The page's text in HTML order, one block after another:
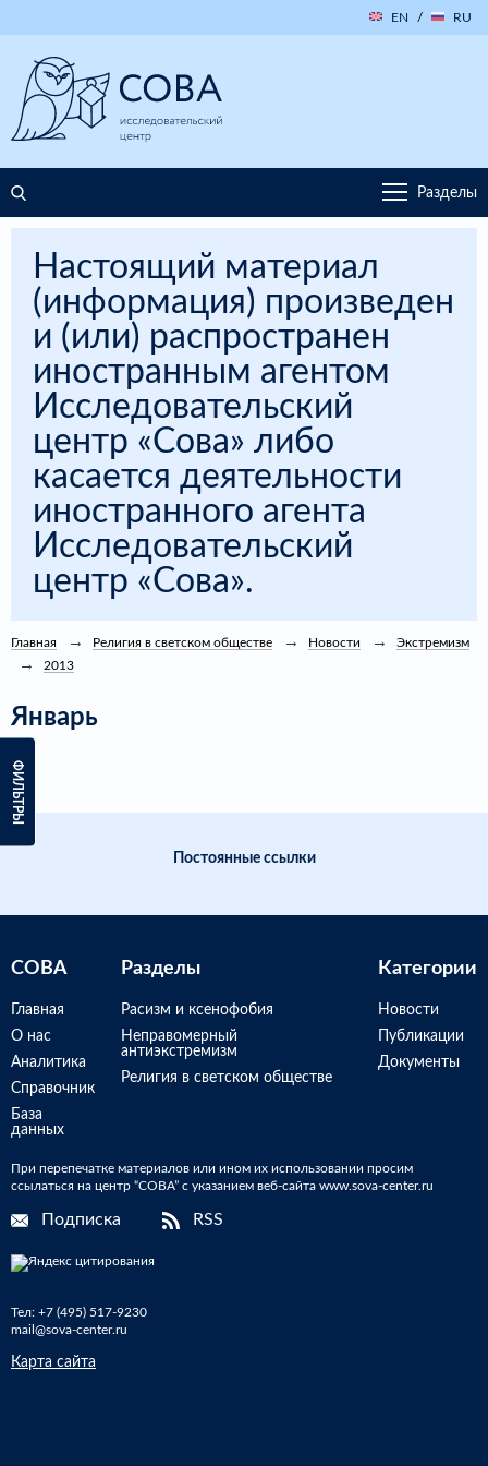
EN / RU
Разделы
Настоящий материал
(информация) произведен
и (или) распространен
иностранным агентом
Исследовательский
центр «Сова» либо
касается деятельности
иностранного агента
Исследовательский
центр «Сова».
ФИЛЬТРЫ
Главная Религия в светском обществе Новости
Экстремизм
2013
Январь
Постоянные ссылки
СОВА
Главная
О нас
Аналитика
Справочник
База
данных
Разделы
Расизм и ксенофобия
Неправомерный
антиэкстремизм
Религия в светском обществе
Категории
Новости
Публикации
Документы
При перепечатке материалов или ином их использовании просим
ссылаться на центр “СОВА” с указанием веб-сайта www.sova-center.ru
Подписка RSS
Тел: +7 (495) 517-9230
mail@sova-center.ru
Карта сайта